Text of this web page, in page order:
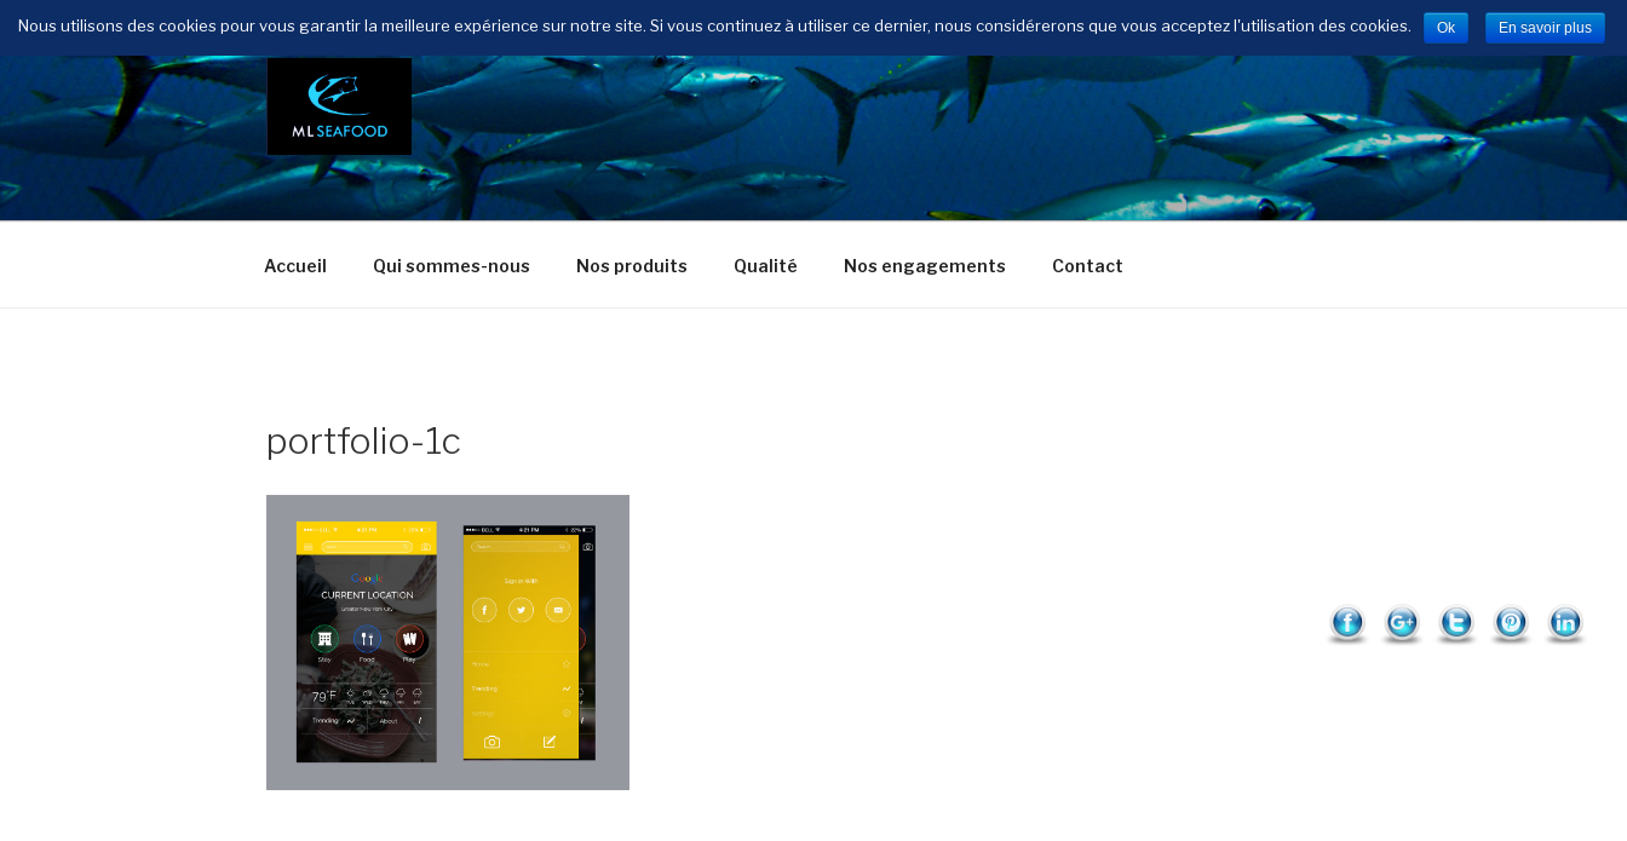
Aller
principal
Accueil Qui sommes-nous Nos produits Qualité Nos engagements Contact
portfolio-1c
Nous utilisons des cookies pour vous garantir la meilleure expérience sur notre site. Si vous continuez à utiliser ce dernier, nous considérerons que vous acceptez l'utilisation des cookies. Ok En savoir plus